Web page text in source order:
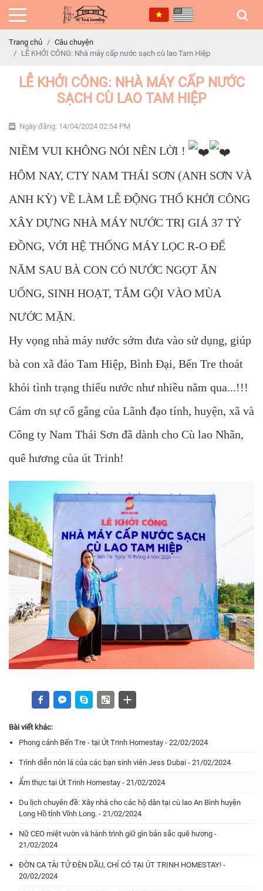
Trang chủ
Câu chuyện
LỄ KHỞI CÔNG: Nhà máy cấp nước sạch cù lao Tam Hiệp
LỄ KHỞI CÔNG: NHÀ MÁY CẤP NƯỚC
SẠCH CÙ LAO TAM HIỆP
Ngày đăng: 14/04/2024 02:54 PM
NIỀM VUI KHÔNG NÓI NÊN LỜI !
HÔM NAY, CTY NAM THÁI SƠN (ANH SƠN VÀ
ANH KỲ) VỀ LÀM LỄ ĐỘNG THỔ KHỞI CÔNG
XÂY DỰNG NHÀ MÁY NƯỚC TRỊ GIÁ 37 TỶ
ĐỒNG, VỚI HỆ THỐNG MÁY LỌC R-O ĐỂ
NĂM SAU BÀ CON CÓ NƯỚC NGỌT ĂN
UỐNG, SINH HOẠT, TẮM GỘI VÀO MÙA
NƯỚC MẶN.
Hy vọng nhà máy nước sớm đưa vào sử dụng, giúp
bà con xã đảo Tam Hiệp, Bình Đại, Bến Tre thoát
khỏi tình trạng thiếu nước như nhiều năm qua...!!!
Cám ơn sự cố gắng của Lãnh đạo tỉnh, huyện, xã và
Công ty Nam Thái Sơn đã dành cho Cù lao Nhãn,
quê hương của út Trinh!
Bài viết khác:
Phong cảnh Bến Tre - tại Út Trinh Homestay - 22/02/2024
Trình diễn nón lá của các bạn sinh viên Jess Dubai - 21/02/2024
Ẩm thực tại Út Trinh Homestay - 21/02/2024
Du lịch chuyên đề: Xây nhà cho các hộ dân tại cù lao An Bình huyện
Long Hồ tỉnh Vĩnh Long. - 21/02/2024
Nữ CEO miệt vườn và hành trình giữ gìn bản sắc quê hương -
21/02/2024
ĐỜN CA TÀI TỬ ĐÈN DẦU, CHỈ CÓ TẠI ÚT TRINH HOMESTAY! -
20/02/2024